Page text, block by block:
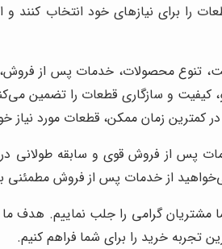
را برای نیازهای خود انتخاب
تنوع محصولات، خدمات پس از
کیفیت و سازگاری قطعات را تضمین
زمان ممکن، قطعات مورد نیاز
پس از فروش قوی و سابقه طولانی در
از خدمات پس از فروش مطمئنی
گرامی را جلب نماییم. هدف
تجربه خرید را برای شما فراهم کنیم.